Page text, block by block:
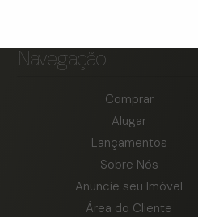
Navegação
Comprar
Alugar
Lançamentos
Sobre Nós
Anuncie seu Imóvel
Área do Cliente